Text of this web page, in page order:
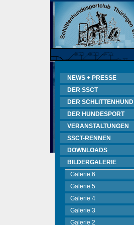
NEWS + PRESSE
DER SSCT
DER SCHLITTENHUND
DER HUNDESPORT
VERANSTALTUNGEN
SSCT-RENNEN
DOWNLOADS
BILDERGALERIE
Galerie 6
Galerie 5
Galerie 4
Galerie 3
Galerie 2